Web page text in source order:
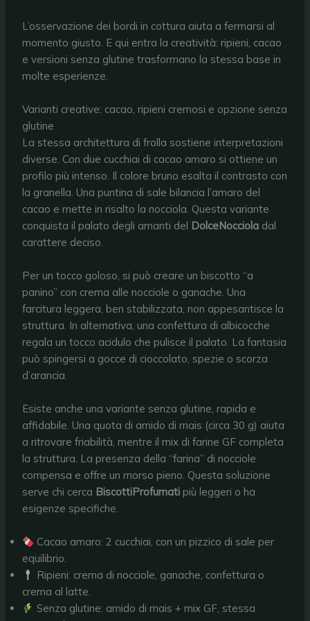
L’osservazione dei bordi in cottura aiuta a fermarsi al
momento giusto. E qui entra la creatività: ripieni, cacao
e versioni senza glutine trasformano la stessa base in
molte esperienze.
Varianti creative: cacao, ripieni cremosi e opzione senza
glutine
La stessa architettura di frolla sostiene interpretazioni
diverse. Con due cucchiai di cacao amaro si ottiene un
profilo più intenso. Il colore bruno esalta il contrasto con
la granella. Una puntina di sale bilancia l’amaro del
cacao e mette in risalto la nocciola. Questa variante
conquista il palato degli amanti del DolceNocciola dal
carattere deciso.
Per un tocco goloso, si può creare un biscotto “a
panino” con crema alle nocciole o ganache. Una
farcitura leggera, ben stabilizzata, non appesantisce la
struttura. In alternativa, una confettura di albicocche
regala un tocco acidulo che pulisce il palato. La fantasia
può spingersi a gocce di cioccolato, spezie o scorza
d’arancia.
Esiste anche una variante senza glutine, rapida e
affidabile. Una quota di amido di mais (circa 30 g) aiuta
a ritrovare friabilità, mentre il mix di farine GF completa
la struttura. La presenza della “farina” di nocciole
compensa e offre un morso pieno. Questa soluzione
serve chi cerca BiscottiProfumati più leggeri o ha
esigenze specifiche.
Cacao amaro: 2 cucchiai, con un pizzico di sale per
equilibrio.
Ripieni: crema di nocciole, ganache, confettura o
crema al latte.
Senza glutine: amido di mais + mix GF, stessa